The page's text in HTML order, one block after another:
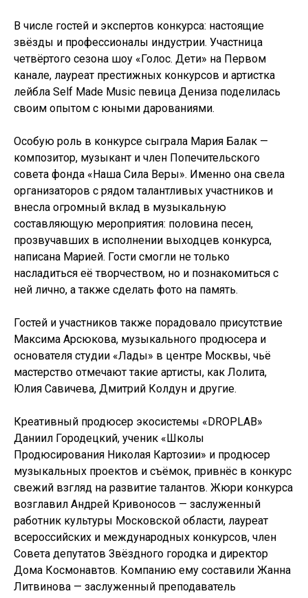
В числе гостей и экспертов конкурса: настоящие
звёзды и профессионалы индустрии. Участница
четвёртого сезона шоу «Голос. Дети» на Первом
канале, лауреат престижных конкурсов и артистка
лейбла Self Made Music певица Дениза поделилась
своим опытом с юными дарованиями.
Особую роль в конкурсе сыграла Мария Балак —
композитор, музыкант и член Попечительского
совета фонда «Наша Сила Веры». Именно она свела
организаторов с рядом талантливых участников и
внесла огромный вклад в музыкальную
составляющую мероприятия: половина песен,
прозвучавших в исполнении выходцев конкурса,
написана Марией. Гости смогли не только
насладиться её творчеством, но и познакомиться с
ней лично, а также сделать фото на память.
Гостей и участников также порадовало присутствие
Максима Арсюкова, музыкального продюсера и
основателя студии «Лады» в центре Москвы, чьё
мастерство отмечают такие артисты, как Лолита,
Юлия Савичева, Дмитрий Колдун и другие.
Креативный продюсер экосистемы «DROPLAB»
Даниил Городецкий, ученик «Школы
Продюсирования Николая Картозии» и продюсер
музыкальных проектов и съёмок, привнёс в конкурс
свежий взгляд на развитие талантов. Жюри конкурса
возглавил Андрей Кривоносов — заслуженный
работник культуры Московской области, лауреат
всероссийских и международных конкурсов, член
Совета депутатов Звёздного городка и директор
Дома Космонавтов. Компанию ему составили Жанна
Литвинова — заслуженный преподаватель